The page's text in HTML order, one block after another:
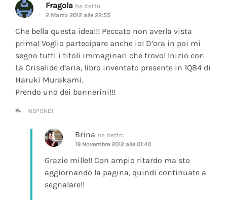
Fragola ha detto:
2 Marzo 2012 alle 22:55
Che bella questa idea!!! Peccato non averla vista
prima! Voglio partecipare anche io! D’ora in poi mi
segno tutti i titoli immaginari che trovo! Inizio con
La Crisalide d’aria, libro inventato presente in 1Q84 di
Haruki Murakami.
Prendo uno dei bannerini!!!
RISPONDI
Brina ha detto:
19 Novembre 2012 alle 01:40
Grazie mille!! Con ampio ritardo ma sto
aggiornando la pagina, quindi continuate a
segnalare!!